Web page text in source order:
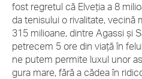
fost regretul că Elveția a 8
da tenisului o rivalitate, vecină
315 milioane, dintre Agassi și
petrecem 5 ore din viață în
ne putem permite luxul unor
gura mare, fără a cădea în